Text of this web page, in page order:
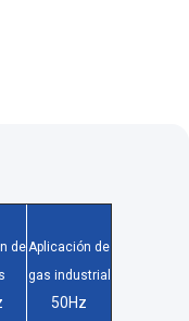
deAplicación de
gas industrial
50Hz